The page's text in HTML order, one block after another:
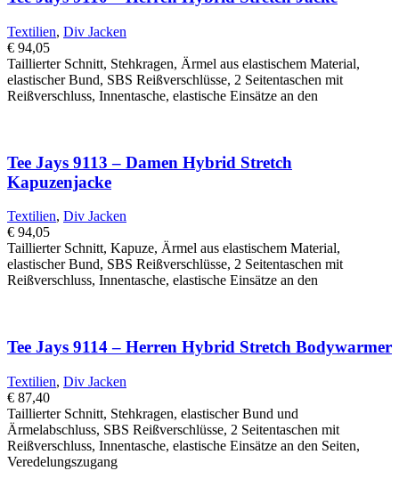
Textilien, Div Jacken
€ 94,05
Taillierter Schnitt, Stehkragen, Ärmel aus elastischem Material,
elastischer Bund, SBS Reißverschlüsse, 2 Seitentaschen mit
Reißverschluss, Innentasche, elastische Einsätze an den
Tee Jays 9113 – Damen Hybrid Stretch
Kapuzenjacke
Textilien, Div Jacken
€ 94,05
Taillierter Schnitt, Kapuze, Ärmel aus elastischem Material,
elastischer Bund, SBS Reißverschlüsse, 2 Seitentaschen mit
Reißverschluss, Innentasche, elastische Einsätze an den
Tee Jays 9114 – Herren Hybrid Stretch Bodywarmer
Textilien, Div Jacken
€ 87,40
Taillierter Schnitt, Stehkragen, elastischer Bund und
Ärmelabschluss, SBS Reißverschlüsse, 2 Seitentaschen mit
Reißverschluss, Innentasche, elastische Einsätze an den Seiten,
Veredelungszugang